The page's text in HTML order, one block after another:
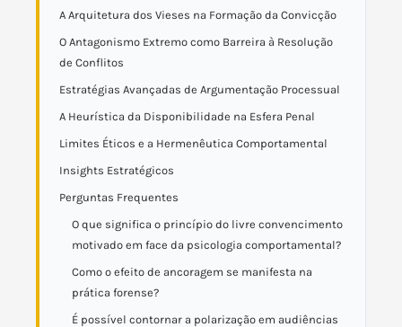
A Arquitetura dos Vieses na Formação da Convicção
O Antagonismo Extremo como Barreira à Resolução
de Conflitos
Estratégias Avançadas de Argumentação Processual
A Heurística da Disponibilidade na Esfera Penal
Limites Éticos e a Hermenêutica Comportamental
Insights Estratégicos
Perguntas Frequentes
O que significa o princípio do livre convencimento
motivado em face da psicologia comportamental?
Como o efeito de ancoragem se manifesta na
prática forense?
É possível contornar a polarização em audiências